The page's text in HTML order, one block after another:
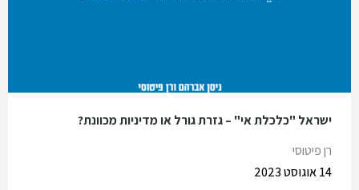
ישראל "כלכלת אי" – גזרת גורל או מדיניות מכוונת?
רן פיטוסי
14 אוגוסט 2023